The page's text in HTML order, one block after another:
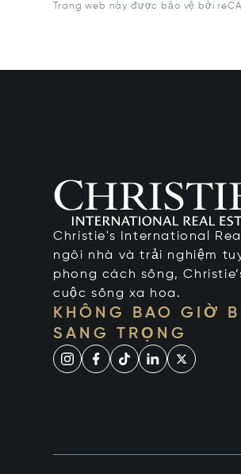
Trang web này được bảo vệ bởi
Christie's International
ngôi nhà và trải nghiệm
phong cách sống,
cuộc sống xa hoa.
KHÔNG BAO GIỜ
SANG TRỌNG